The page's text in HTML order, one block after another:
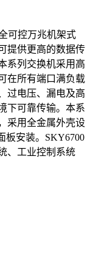
可控万兆机架式
提供更高的数据传
系列交换机采用高
在所有端口满负载
过电压、漏电及高
下可靠传输。本系
采用全金属外壳设
板安装。SKY6700
、工业控制系统